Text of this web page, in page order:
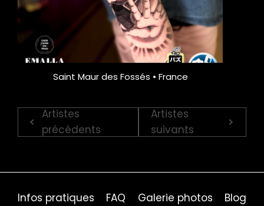
Saint Maur des Fossés • France
Artistes
précédents
Artistes
suivants
Infos pratiques FAQ Galerie photos
Blog